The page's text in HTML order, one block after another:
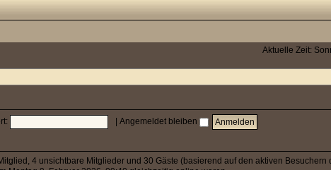
Aktuelle Zeit:
Angemeldet bleiben
4 unsichtbare Mitglieder und 30 Gäste (basierend auf den aktiven Besuchern